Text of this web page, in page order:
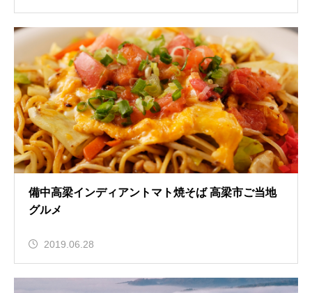
備中高梁インディアントマト焼そば 高梁市ご当地
グルメ
2019.06.28